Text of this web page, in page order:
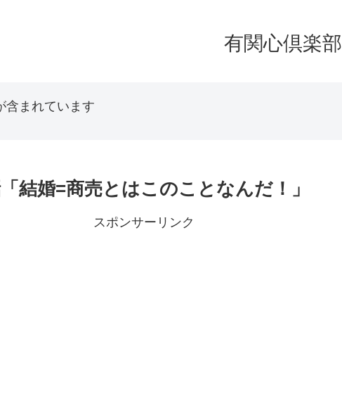
有関心倶楽部
含まれています
「結婚=商売とはこのことなんだ！」
スポンサーリンク